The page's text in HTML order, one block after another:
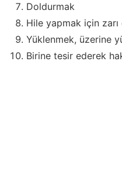
Doldurmak
Hile yapmak için
Yüklenmek, üzerine
Birine tesir ederek